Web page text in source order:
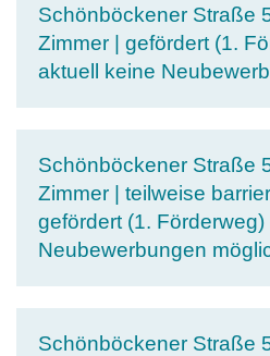
Schönböckener Straße
Zimmer | gefördert (1.
aktuell keine
Schönböckener Straße
Zimmer | teilweise
gefördert (1.
Neubewerbungen
Schönböckener Straße